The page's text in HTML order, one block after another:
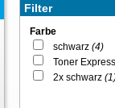
Filter
Farbe
schwarz (4)
Toner
2x schwarz